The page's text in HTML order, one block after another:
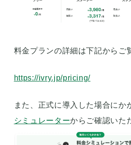
料金プランの詳細は下記からご
https://ivry.jp/pricing/
また、正式に導入した場合にか
シミュレーターからご確認いた